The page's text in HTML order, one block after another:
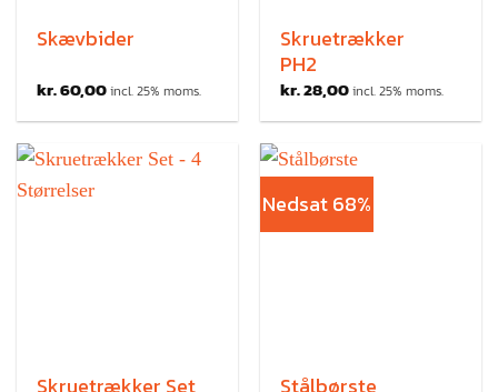
Skævbider
kr.60,00incl. 25% moms.
Skruetrækker
PH2
kr.28,00incl. 25% moms.
Skruetrækker Set
Nedsat 68%
Stålbørste